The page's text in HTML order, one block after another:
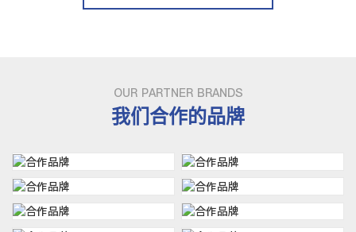
OUR PARTNER BRANDS
我们合作的品牌